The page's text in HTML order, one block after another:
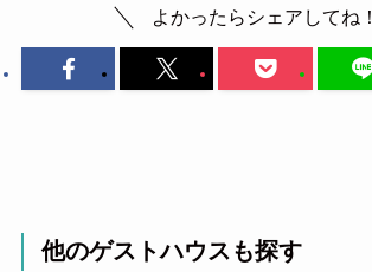
よかったらシェアしてね！
他のゲストハウスも探す